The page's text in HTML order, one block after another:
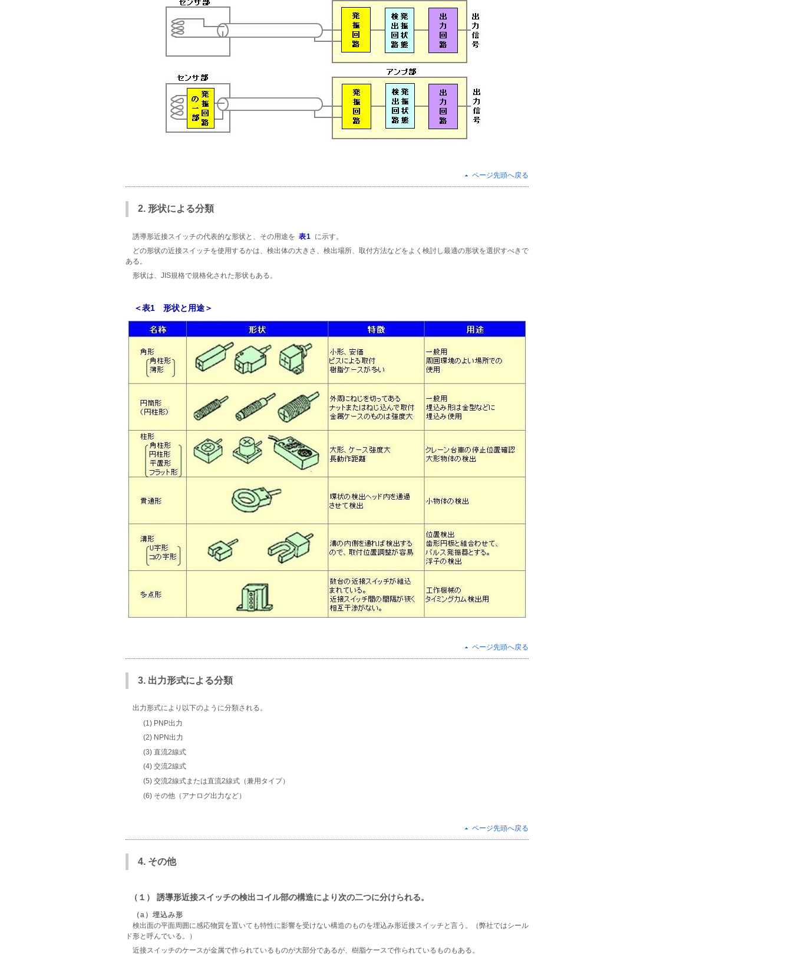
ページ先頭へ戻る
2. 形状による分類
誘導形近接スイッチの代表的な形状と、その用途を 表1
に示す。
どの形状の近接スイッチを使用するかは、検出体の大きさ、検出場所、取付方法などをよく検討し最適の形状を選択すべきで
ある。
形状は、JIS規格で規格化された形状もある。
＜表1 形状と用途＞
ページ先頭へ戻る
3. 出力形式による分類
出力形式により以下のように分類される。
(1) PNP出力
(2) NPN出力
(3) 直流2線式
(4) 交流2線式
(5) 交流2線式または直流2線式（兼用タイプ）
(6) その他（アナログ出力など）
ページ先頭へ戻る
4. その他
（１） 誘導形近接スイッチの検出コイル部の構造により次の二つに分けられる。
（a）埋込み形
検出面の平面周囲に感応物質を置いても特性に影響を受けない構造のものを埋込み形近接スイッチと言う。（弊社ではシール
ド形と呼んでいる。）
近接スイッチのケースが金属で作られているものが大部分であるが、樹脂ケースで作られているものもある。